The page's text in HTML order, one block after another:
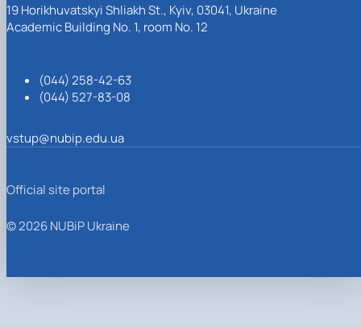
19 Horikhuvatskyi Shliakh St., Kyiv, 03041, Ukraine
Academic Building No. 1, room No. 12
(044) 258-42-63
(044) 527-83-08
vstup@nubip.edu.ua
Official site portal
© 2026 NUBiP Ukraine